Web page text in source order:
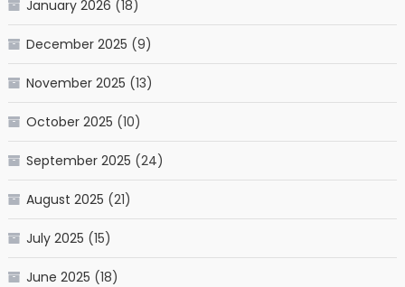
January 2026 (18)
December 2025 (9)
November 2025 (13)
October 2025 (10)
September 2025 (24)
August 2025 (21)
July 2025 (15)
June 2025 (18)